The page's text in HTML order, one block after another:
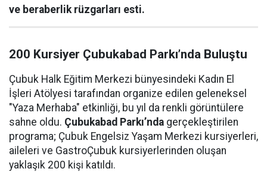
ve beraberlik rüzgarları esti.
200 Kursiyer Çubukabad Parkı’nda Buluştu
Çubuk Halk Eğitim Merkezi bünyesindeki Kadın El
İşleri Atölyesi tarafından organize edilen geleneksel
"Yaza Merhaba" etkinliği, bu yıl da renkli görüntülere
sahne oldu. Çubukabad Parkı’nda gerçekleştirilen
programa; Çubuk Engelsiz Yaşam Merkezi kursiyerleri,
aileleri ve GastroÇubuk kursiyerlerinden oluşan
yaklaşık 200 kişi katıldı.